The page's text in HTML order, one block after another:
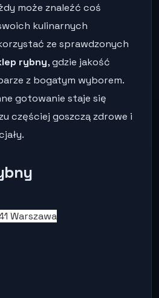
może znaleźć coś
kulinarnych
ze sprawdzonych
rybny, gdzie jakość
z bogatym wyborem.
gotowanie staje się
częściej goszczą zdrowe i
Warszawa